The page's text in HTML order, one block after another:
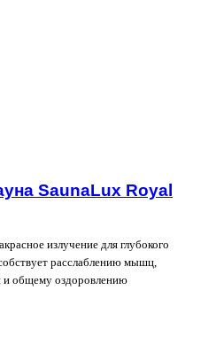
SaunaLux Royal
излучение для глубокого
расслаблению мышц,
общему оздоровлению